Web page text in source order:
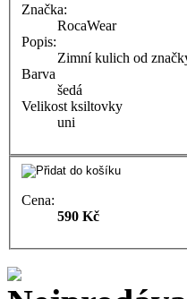
Značka:
RocaWear
Popis:
Zimní kulich od
Barva
šedá
Velikost ksiltovky
uni
Cena:
590 Kč